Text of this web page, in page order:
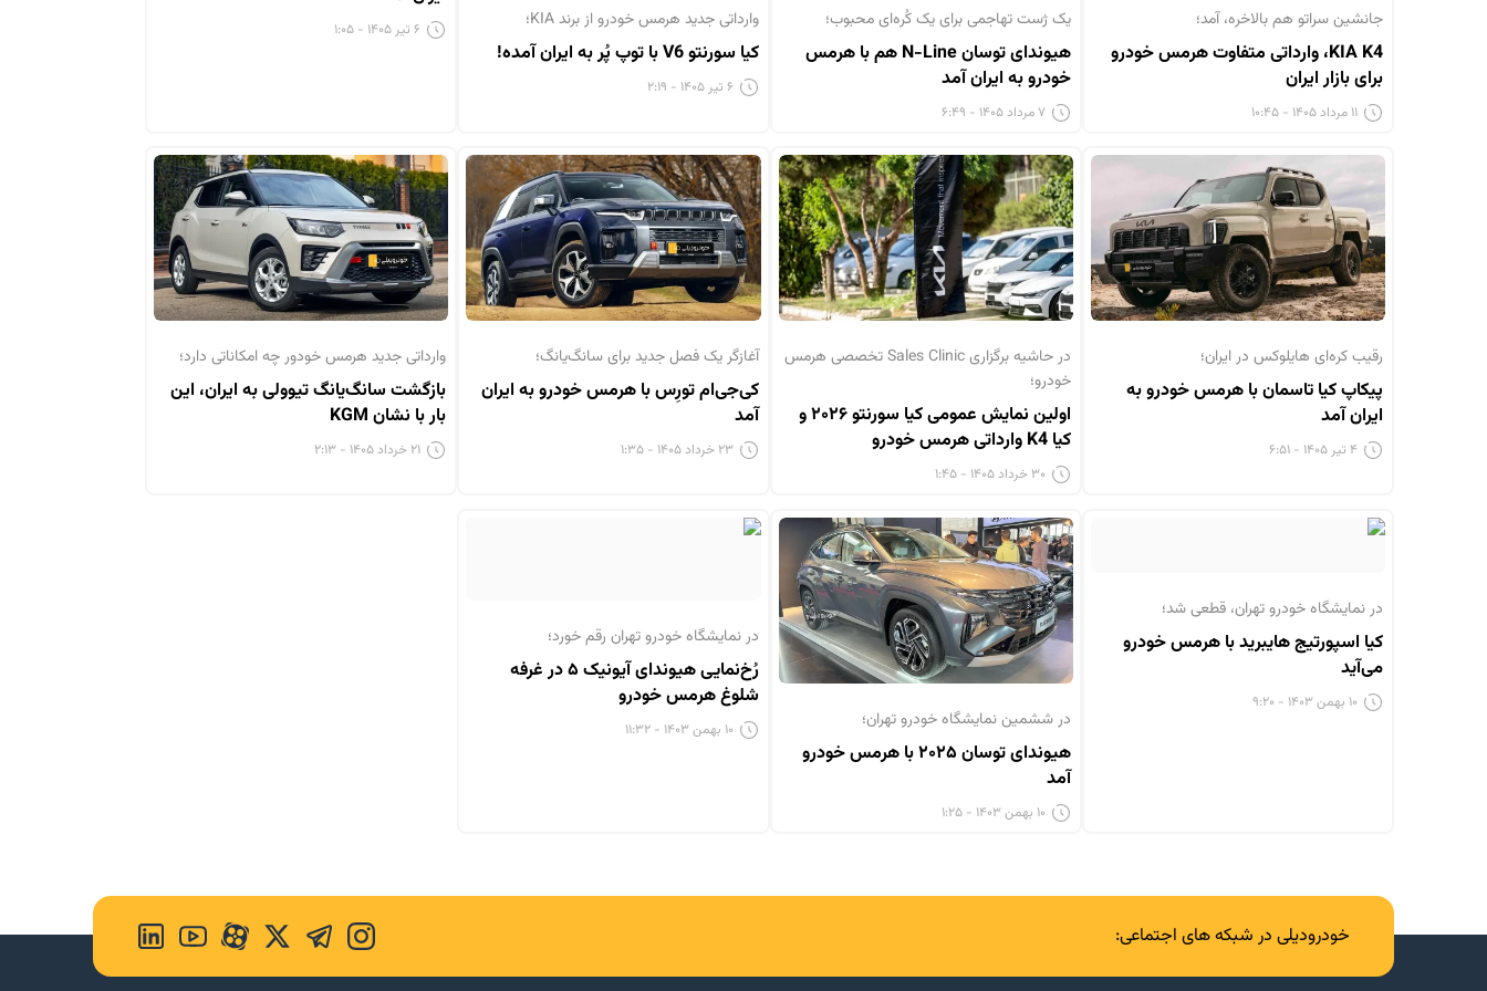
جانشین سراتو هم بالاخره، آمد؛
KIA K4، وارداتی متفاوت هرمس خودرو
برای بازار ایران
۱۱ مرداد ۱۴۰۵ - ۱۰:۴۵
یک ژست تهاجمی برای یک کُره‌ای محبوب؛
هیوندای توسان N-Line هم با هرمس
خودرو به ایران آمد
۷ مرداد ۱۴۰۵ - ۶:۴۹
وارداتی جدید هرمس خودرو از برند KIA؛
کیا سورنتو V6 با توپ پُر به ایران آمده!
۶ تیر ۱۴۰۵ - ۲:۱۹
۶ تیر ۱۴۰۵ - ۱:۰۵
رقیب کره‌ای هایلوکس در ایران؛
پیکاپ کیا تاسمان با هرمس خودرو به
ایران آمد
۴ تیر ۱۴۰۵ - ۶:۵۱
در حاشیه برگزاری Sales Clinic تخصصی هرمس
خودرو؛
اولین نمایش عمومی کیا سورنتو ۲۰۲۶ و
کیا K4 وارداتی هرمس خودرو
۳۰ خرداد ۱۴۰۵ - ۱:۴۵
آغازگر یک فصل جدید برای سانگ‌یانگ؛
کی‌جی‌ام تورِس با هرمس خودرو به ایران
آمد
۲۳ خرداد ۱۴۰۵ - ۱:۳۵
وارداتی جدید هرمس خودور چه امکاناتی دارد؛
بازگشت سانگ‌یانگ تیوولی به ایران، این
بار با نشان KGM
۲۱ خرداد ۱۴۰۵ - ۲:۱۳
در نمایشگاه خودرو تهران، قطعی شد؛
کیا اسپورتیج هایبرید با هرمس خودرو
می‌آید
۱۰ بهمن ۱۴۰۳ - ۹:۲۰
در ششمین نمایشگاه خودرو تهران؛
هیوندای توسان ۲۰۲۵ با هرمس خودرو
آمد
۱۰ بهمن ۱۴۰۳ - ۱:۲۵
در نمایشگاه خودرو تهران رقم خورد؛
رُخ‌نمایی هیوندای آیونیک ۵ در غرفه
شلوغ هرمس خودرو
۱۰ بهمن ۱۴۰۳ - ۱۱:۳۲
خودرودیلی در شبکه های اجتماعی: